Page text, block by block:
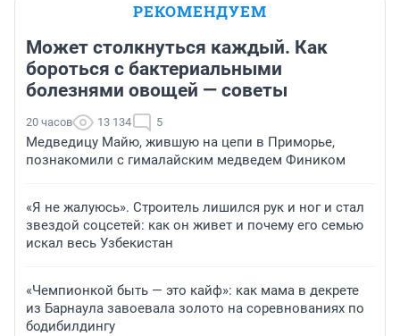
РЕКОМЕНДУЕМ
Может столкнуться каждый. Как
бороться с бактериальными
болезнями овощей — советы
20 часов 13 134 5
Медведицу Майю, жившую на цепи в Приморье,
познакомили с гималайским медведем Фиником
«Я не жалуюсь». Строитель лишился рук и ног и стал
звездой соцсетей: как он живет и почему его семью
искал весь Узбекистан
«Чемпионкой быть — это кайф»: как мама в декрете
из Барнаула завоевала золото на соревнованиях по
бодибилдингу